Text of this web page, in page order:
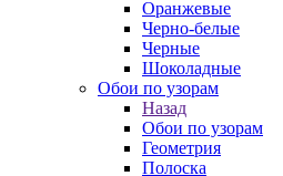
Оранжевые
Черно-белые
Черные
Шоколадные
Обои по узорам
Назад
Обои по узорам
Геометрия
Полоска